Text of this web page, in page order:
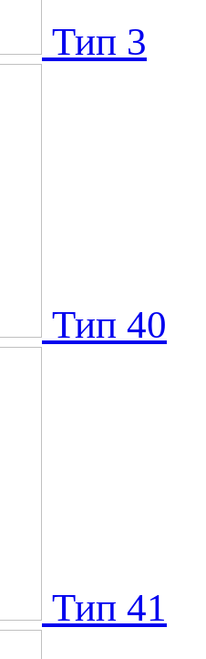
Тип 3
Тип 40
Тип 41